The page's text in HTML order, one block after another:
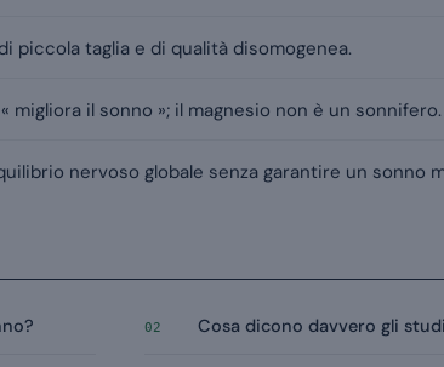
piccola taglia e di qualità disomogenea.
migliora il sonno »; il magnesio non è un sonnifero.
nervoso globale senza garantire un sonno
02 Cosa dicono davvero gli